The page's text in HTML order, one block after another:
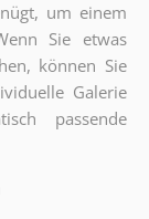
um einem
Sie etwas
können Sie
Galerie
passende